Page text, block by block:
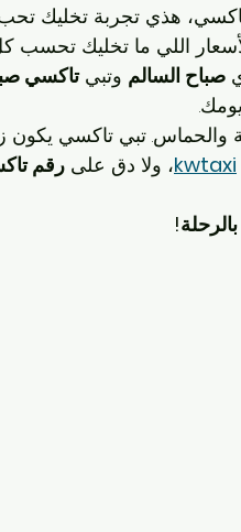
هذي تجربة تخليك
اللي ما تخليك تحسب
صباح السالم وتبي تاكسي
والحماس. تبي تاكسي يكون
kwtaxi، ولا دق على رقم